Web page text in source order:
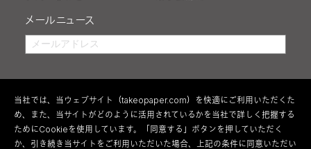
メールニュース
当社では、当ウェブサイト（takeopaper.com）を快適にご利用いただくた
め、また、当サイトがどのように活用されているかを当社で詳しく把握する
ためにCookieを使用しています。「同意する」ボタンを押していただく
か、引き続き当サイトをご利用いただいた場合、上記の条件に同意いただい